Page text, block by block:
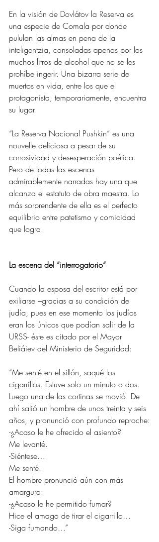
En la visión de Dovlátov la Reserva es
una especie de Comala por donde
pululan las almas en pena de la
inteligentzia, consoladas apenas por los
muchos litros de alcohol que no se les
prohíbe ingerir. Una bizarra serie de
muertos en vida, entre los que el
protagonista, temporariamente, encuentra
su lugar.
“La Reserva Nacional Pushkin” es una
nouvelle deliciosa a pesar de su
corrosividad y desesperación poética.
Pero de todas las escenas
admirablemente narradas hay una que
alcanza el estatuto de obra maestra. Lo
más sorprendente de ella es el perfecto
equilibrio entre patetismo y comicidad
que logra.
La escena del “interrogatorio”
Cuando la esposa del escritor está por
exiliarse –gracias a su condición de
judía, pues en ese momento los judíos
eran los únicos que podían salir de la
URSS- éste es citado por el Mayor
Beliáiev del Ministerio de Seguridad:
“Me senté en el sillón, saqué los
cigarrillos. Estuve solo un minuto o dos.
Luego una de las cortinas se movió. De
ahí salió un hombre de unos treinta y seis
años, y pronunció con profundo reproche:
-¿Acaso le he ofrecido el asiento?
Me levanté.
-Siéntese…
Me senté.
El hombre pronunció aún con más
amargura:
-¿Acaso le he permitido fumar?
Hice el amago de tirar el cigarrillo…
-Siga fumando…”